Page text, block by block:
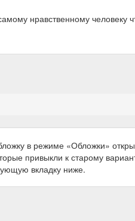
нравственному
в режиме «Обложки»
привыкли к старому
вкладку ниже.